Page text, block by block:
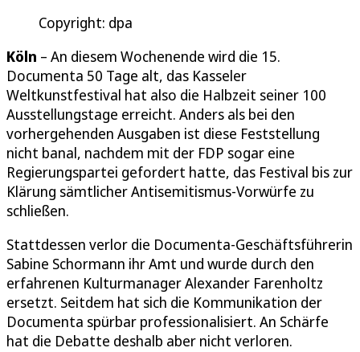
Copyright: dpa
Köln – An diesem Wochenende wird die 15.
Documenta 50 Tage alt, das Kasseler
Weltkunstfestival hat also die Halbzeit seiner 100
Ausstellungstage erreicht. Anders als bei den
vorhergehenden Ausgaben ist diese Feststellung
nicht banal, nachdem mit der FDP sogar eine
Regierungspartei gefordert hatte, das Festival bis zur
Klärung sämtlicher Antisemitismus-Vorwürfe zu
schließen.
Stattdessen verlor die Documenta-Geschäftsführerin
Sabine Schormann ihr Amt und wurde durch den
erfahrenen Kulturmanager Alexander Farenholtz
ersetzt. Seitdem hat sich die Kommunikation der
Documenta spürbar professionalisiert. An Schärfe
hat die Debatte deshalb aber nicht verloren.